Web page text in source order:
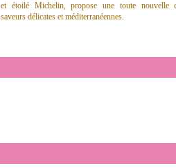
et étoilé Michelin, propose une toute nouvelle
saveurs délicates et méditerranéennes.